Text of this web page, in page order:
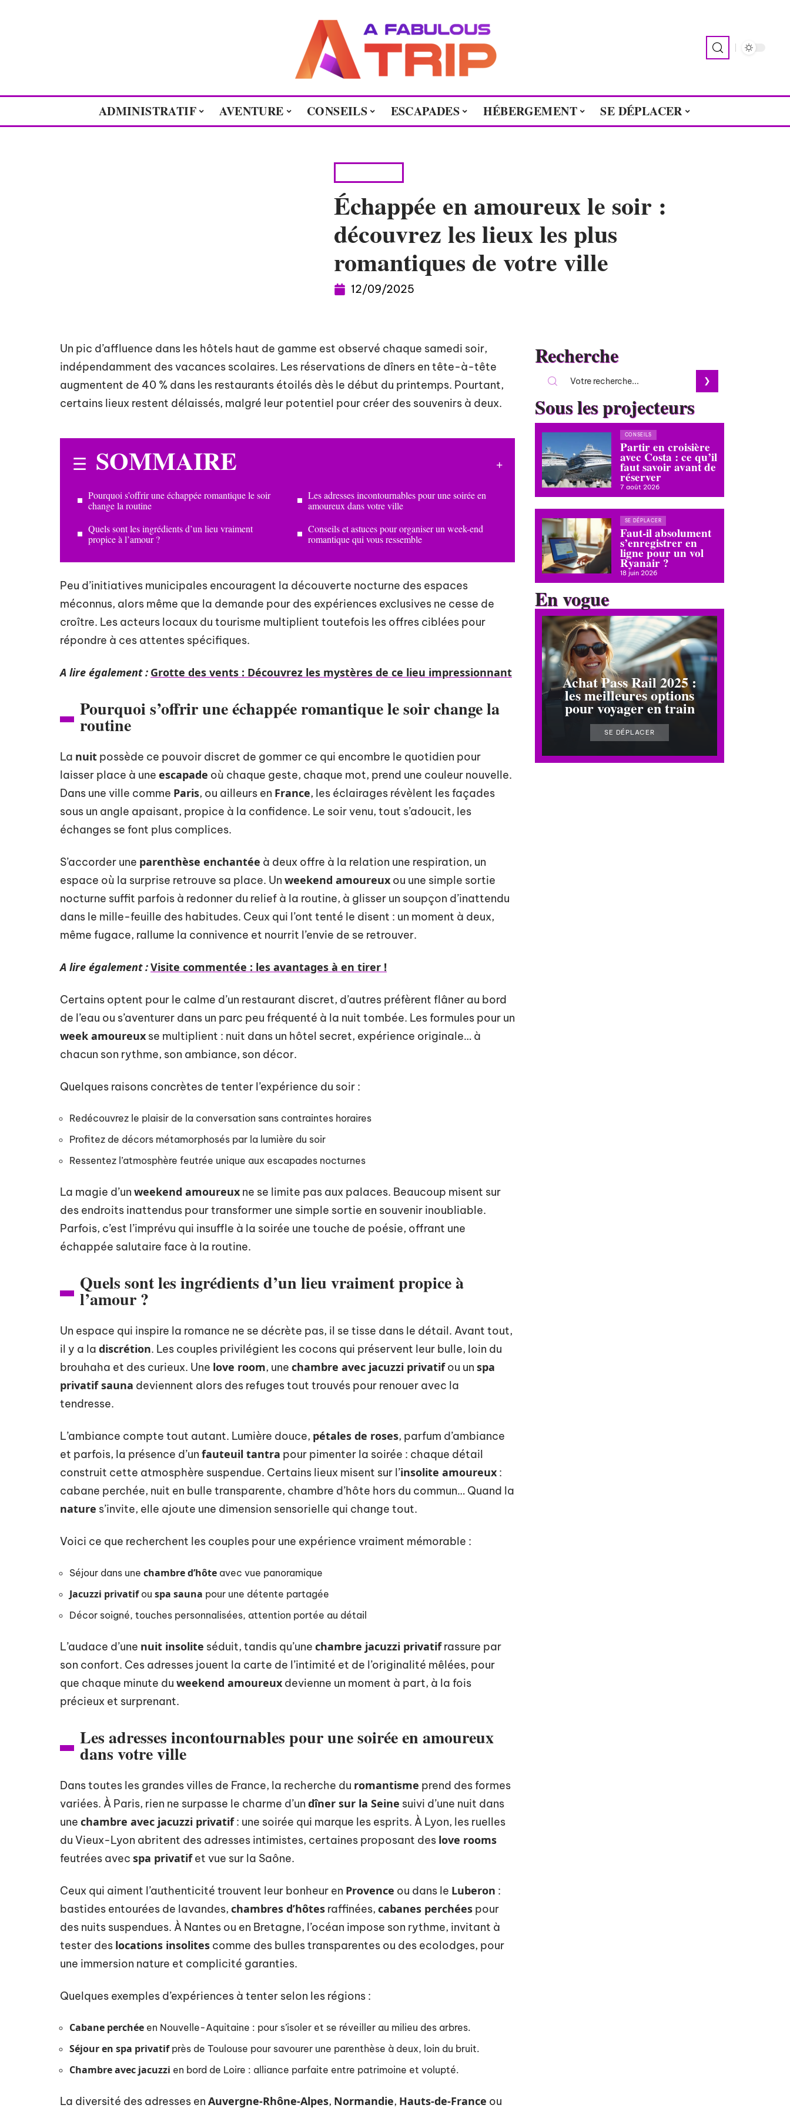
ADMINISTRATIF AVENTURE CONSEILS ESCAPADES HÉBERGEMENT SE DÉPLACER
Échappée en amoureux le soir :
découvrez les lieux les plus
romantiques de votre ville
12/09/2025
Un pic d’affluence dans les hôtels haut de gamme est observé chaque samedi soir,
indépendamment des vacances scolaires. Les réservations de dîners en tête-à-tête
augmentent de 40 % dans les restaurants étoilés dès le début du printemps. Pourtant,
certains lieux restent délaissés, malgré leur potentiel pour créer des souvenirs à deux.
SOMMAIRE
Pourquoi s’offrir une échappée romantique le soir
change la routine
Quels sont les ingrédients d’un lieu vraiment
propice à l’amour ?
Les adresses incontournables pour une soirée en
amoureux dans votre ville
Conseils et astuces pour organiser un week-end
romantique qui vous ressemble
Peu d’initiatives municipales encouragent la découverte nocturne des espaces
méconnus, alors même que la demande pour des expériences exclusives ne cesse de
croître. Les acteurs locaux du tourisme multiplient toutefois les offres ciblées pour
répondre à ces attentes spécifiques.
A lire également : Grotte des vents : Découvrez les mystères de ce lieu impressionnant
Pourquoi s’offrir une échappée romantique le soir change la
routine
La nuit possède ce pouvoir discret de gommer ce qui encombre le quotidien pour
laisser place à une escapade où chaque geste, chaque mot, prend une couleur nouvelle.
Dans une ville comme Paris, ou ailleurs en France, les éclairages révèlent les façades
sous un angle apaisant, propice à la confidence. Le soir venu, tout s’adoucit, les
échanges se font plus complices.
S’accorder une parenthèse enchantée à deux offre à la relation une respiration, un
espace où la surprise retrouve sa place. Un weekend amoureux ou une simple sortie
nocturne suffit parfois à redonner du relief à la routine, à glisser un soupçon d’inattendu
dans le mille-feuille des habitudes. Ceux qui l’ont tenté le disent : un moment à deux,
même fugace, rallume la connivence et nourrit l’envie de se retrouver.
A lire également :Visite commentée : les avantages à en tirer !
Certains optent pour le calme d’un restaurant discret, d’autres préfèrent flâner au bord
de l’eau ou s’aventurer dans un parc peu fréquenté à la nuit tombée. Les formules pour un
week amoureux se multiplient : nuit dans un hôtel secret, expérience originale… à
chacun son rythme, son ambiance, son décor.
Quelques raisons concrètes de tenter l’expérience du soir :
Redécouvrez le plaisir de la conversation sans contraintes horaires
Profitez de décors métamorphosés par la lumière du soir
Ressentez l’atmosphère feutrée unique aux escapades nocturnes
La magie d’un weekend amoureux ne se limite pas aux palaces. Beaucoup misent sur
des endroits inattendus pour transformer une simple sortie en souvenir inoubliable.
Parfois, c’est l’imprévu qui insuffle à la soirée une touche de poésie, offrant une
échappée salutaire face à la routine.
Quels sont les ingrédients d’un lieu vraiment propice à
l’amour ?
Un espace qui inspire la romance ne se décrète pas, il se tisse dans le détail. Avant tout,
il y a la discrétion. Les couples privilégient les cocons qui préservent leur bulle, loin du
brouhaha et des curieux. Une love room, une chambre avec jacuzzi privatifou un spa
privatif sauna deviennent alors des refuges tout trouvés pour renouer avec la
tendresse.
L’ambiance compte tout autant. Lumière douce, pétales de roses, parfum d’ambiance
et parfois, la présence d’un fauteuil tantra pour pimenter la soirée : chaque détail
construit cette atmosphère suspendue. Certains lieux misent sur l’insolite amoureux :
cabane perchée, nuit en bulle transparente, chambre d’hôte hors du commun… Quand la
nature s’invite, elle ajoute une dimension sensorielle qui change tout.
Voici ce que recherchent les couples pour une expérience vraiment mémorable :
Séjour dans une chambre d’hôte avec vue panoramique
Jacuzzi privatifou spa sauna pour une détente partagée
Décor soigné, touches personnalisées, attention portée au détail
L’audace d’une nuit insolite séduit, tandis qu’une chambre jacuzzi privatifrassure par
son confort. Ces adresses jouent la carte de l’intimité et de l’originalité mêlées, pour
que chaque minute du weekend amoureux devienne un moment à part, à la fois
précieux et surprenant.
Les adresses incontournables pour une soirée en amoureux
dans votre ville
Dans toutes les grandes villes de France, la recherche du romantisme prend des formes
variées. À Paris, rien ne surpasse le charme d’un dîner sur la Seine suivi d’une nuit dans
une chambre avec jacuzzi privatif: une soirée qui marque les esprits. À Lyon, les ruelles
du Vieux-Lyon abritent des adresses intimistes, certaines proposant des love rooms
feutrées avec spa privatifet vue sur la Saône.
Ceux qui aiment l’authenticité trouvent leur bonheur en Provence ou dans le Luberon :
bastides entourées de lavandes, chambres d’hôtes raffinées, cabanes perchées pour
des nuits suspendues. À Nantes ou en Bretagne, l’océan impose son rythme, invitant à
tester des locations insolites comme des bulles transparentes ou des ecolodges, pour
une immersion nature et complicité garanties.
Quelques exemples d’expériences à tenter selon les régions :
Cabane perchée en Nouvelle-Aquitaine : pour s’isoler et se réveiller au milieu des arbres.
Séjour en spa privatifprès de Toulouse pour savourer une parenthèse à deux, loin du bruit.
Chambre avec jacuzzi en bord de Loire : alliance parfaite entre patrimoine et volupté.
La diversité des adresses en Auvergne-Rhône-Alpes, Normandie, Hauts-de-France ou
Recherche
Sous les projecteurs
CONSEILS
Partir en croisière
avec Costa : ce qu’il
faut savoir avant de
réserver
7 août 2026
SE DÉPLACER
Faut-il absolument
s’enregistrer en
ligne pour un vol
Ryanair ?
18 juin 2026
En vogue
Achat Pass Rail 2025 :
les meilleures options
pour voyager en train
SE DÉPLACER